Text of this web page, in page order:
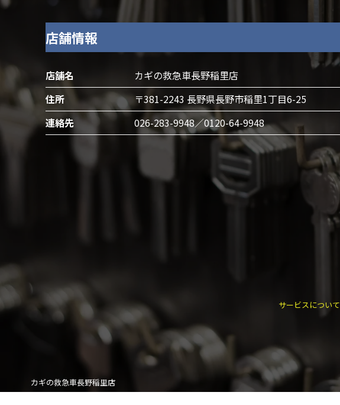
店舗情報
店舗名
カギの救急車長野稲里店
住所
〒381-2243 長野県長野市稲里1丁目6-25
連絡先
026-283-9948／0120-64-9948
サービスについて
カギの救急車長野稲里店